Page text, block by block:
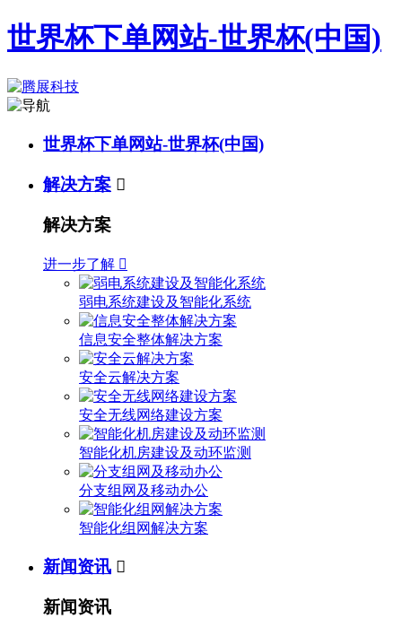
世界杯下单网站-世界杯(中国)
世界杯下单网站-世界杯(中国)
解决方案 
解决方案
进一步了解 
弱电系统建设及智能化系统
信息安全整体解决方案
安全云解决方案
安全无线网络建设方案
智能化机房建设及动环监测
分支组网及移动办公
智能化组网解决方案
新闻资讯 
新闻资讯